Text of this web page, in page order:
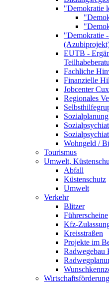
"Demokratie
"Demokratie
EUTB -
Fachliche
Finanzielle
Jobcenter
Regionales
Sozialplanung
Wohngeld /
Tourismus
Umwelt,
Abfall
Küstenschutz
Umwelt
Verkehr
Blitzer
Führerscheine
Kfz-
Kreisstraßen
Projekte im
Radwegebau